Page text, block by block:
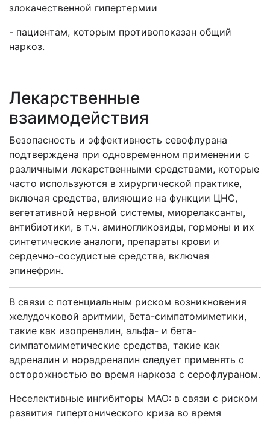
злокачественной гипертермии
- пациентам, которым противопоказан общий
наркоз.
Лекарственные
взаимодействия
Безопасность и эффективность севофлурана
подтверждена при одновременном применении с
различными лекарственными средствами, которые
часто используются в хирургической практике,
включая средства, влияющие на функции ЦНС,
вегетативной нервной системы, миорелаксанты,
антибиотики, в т.ч. аминогликозиды, гормоны и их
синтетические аналоги, препараты крови и
сердечно-сосудистые средства, включая
эпинефрин.
В связи с потенциальным риском возникновения
желудочковой аритмии, бета-симпатомиметики,
такие как изопреналин, альфа- и бета-
симпатомиметические средства, такие как
адреналин и норадреналин следует применять с
осторожностью во время наркоза с серофлураном.
Неселективные ингибиторы МАО: в связи с риском
развития гипертонического криза во время